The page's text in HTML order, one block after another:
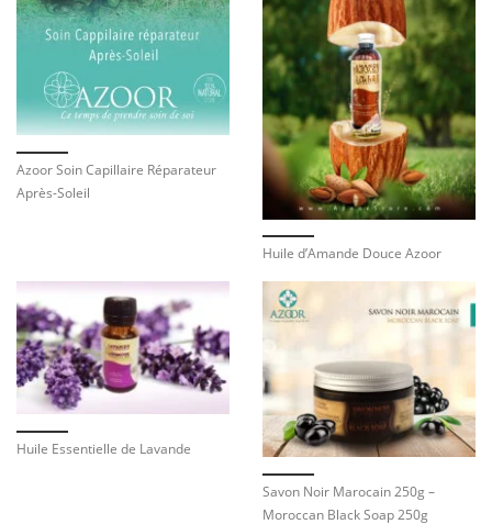
Azoor Soin Capillaire Réparateur
Après-Soleil
Huile d’Amande Douce Azoor
Huile Essentielle de Lavande
Savon Noir Marocain 250g –
Moroccan Black Soap 250g